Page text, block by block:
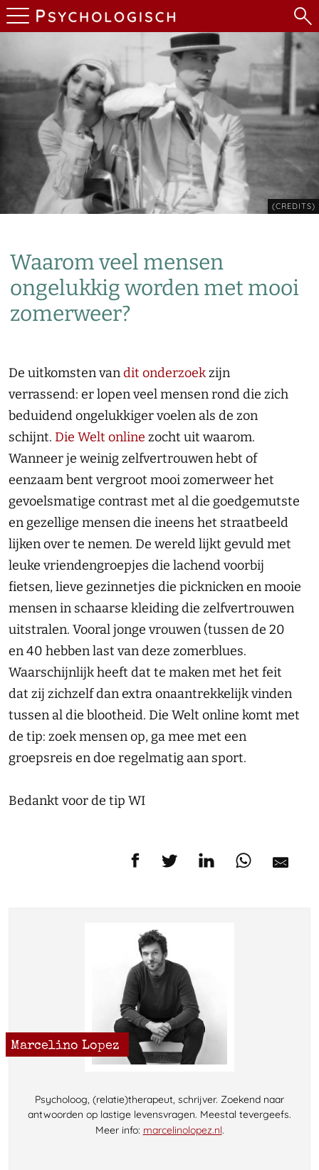
(CREDITS)
Waarom veel mensen
ongelukkig worden met mooi
zomerweer?
De uitkomsten vandit onderzoekzijn
verrassend: er lopen veel mensen rond die zich
beduidend ongelukkiger voelen als de zon
schijnt. Die Welt online zocht uit waarom.
Wanneer je weinig zelfvertrouwen hebt of
eenzaam bent vergroot mooi zomerweer het
gevoelsmatige contrast met al die goedgemutste
en gezellige mensen die ineens het straatbeeld
lijken over te nemen. De wereld lijkt gevuld met
leuke vriendengroepjes die lachend voorbij
fietsen, lieve gezinnetjes die picknicken en mooie
mensen in schaarse kleiding die zelfvertrouwen
uitstralen. Vooral jonge vrouwen (tussen de 20
en 40 hebben last van deze zomerblues.
Waarschijnlijk heeft dat te maken met het feit
dat zij zichzelf dan extra onaantrekkelijk vinden
tussen al die blootheid. Die Welt online komt met
de tip: zoek mensen op, ga mee met een
groepsreis en doe regelmatig aan sport.
Bedankt voor de tip WI
Marcelino Lopez
Psycholoog, (relatie)therapeut, schrijver. Zoekend naar
antwoorden op lastige levensvragen. Meestal tevergeefs.
Meer info: marcelinolopez.nl.